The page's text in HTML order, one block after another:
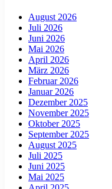
August 2026
Juli 2026
Juni 2026
Mai 2026
April 2026
März 2026
Februar 2026
Januar 2026
Dezember 2025
November 2025
Oktober 2025
September 2025
August 2025
Juli 2025
Juni 2025
Mai 2025